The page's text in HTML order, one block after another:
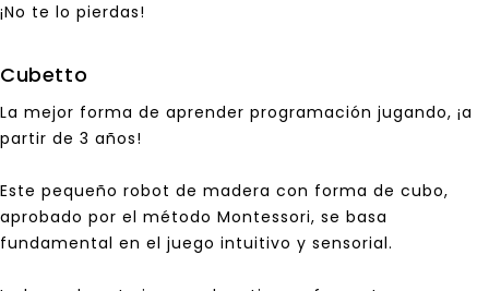
¡No te lo pierdas!
Cubetto
La mejor forma de aprender programación jugando, ¡a
partir de 3 años!
Este pequeño robot de madera con forma de cubo,
aprobado por el método Montessori, se basa
fundamental en el juego intuitivo y sensorial.